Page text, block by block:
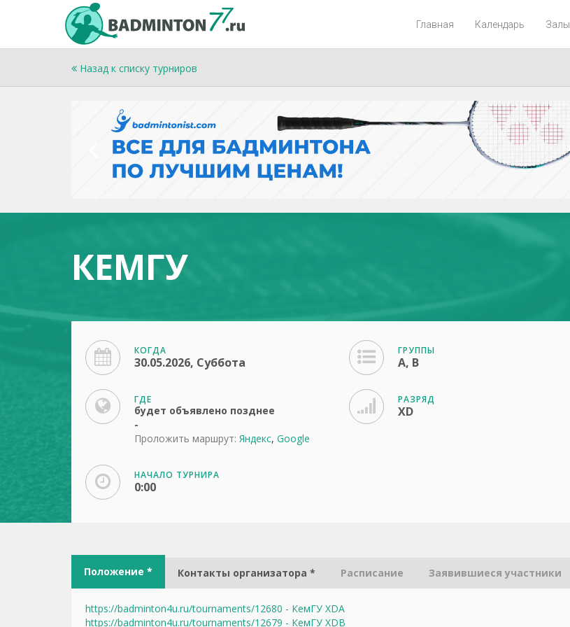
Главная Календарь Залы
Назад к списку турниров
КЕМГУ
КОГДА
30.05.2026, Суббота
ГДЕ
будет объявлено позднее
-
Проложить маршрут: Яндекс, Google
НАЧАЛО ТУРНИРА
0:00
ГРУППЫ
A, B
РАЗРЯД
XD
Положение * Контакты организатора * Расписание Заявившиеся участники
https://badminton4u.ru/tournaments/12680 - КемГУ XDA
https://badminton4u.ru/tournaments/12679 - КемГУ XDB